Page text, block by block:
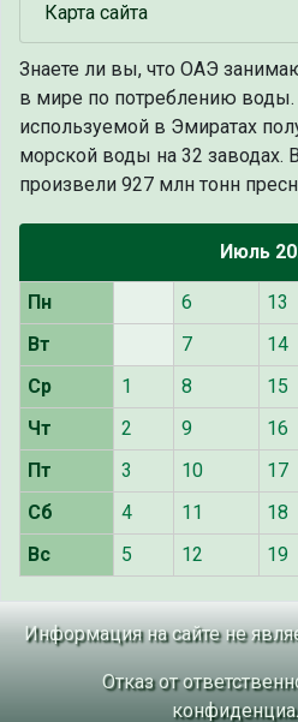
Карта сайта
Знаете ли вы, что ОАЭ
в мире по потреблению воды.
используемой в Эмиратах
морской воды на 32 заводах.
произвели 927 млн тонн
Июль
Пн 6 13
Вт
7 14
Ср
1 8 15
Чт
2 9 16
Пт
3 10 17
Сб
4 11 18
Вс
5 12 19
Информация на сайте не
Отказ от